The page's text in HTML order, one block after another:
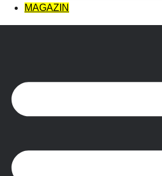
MAGAZIN